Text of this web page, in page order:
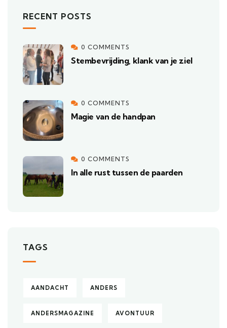
RECENT POSTS
0 COMMENTS
Stembevrijding, klank van je ziel
0 COMMENTS
Magie van de handpan
0 COMMENTS
In alle rust tussen de paarden
TAGS
AANDACHT ANDERS
ANDERSMAGAZINE AVONTUUR